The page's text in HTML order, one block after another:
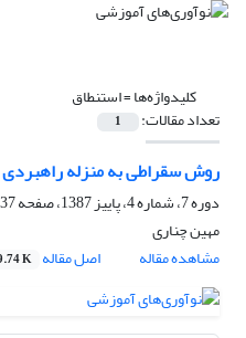
کلیدواژه‌ها =استنطاق
تعداد مقالات: 1
روش سقراطی به منزله
دوره 7، شماره 4، پاییز 1387، صفحه
154
مهین چناری
مشاهده مقاله
اصل مقاله K